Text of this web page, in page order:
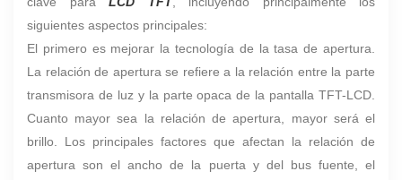
siguientes aspectos principales:
El primero es mejorar la tecnología de la tasa de apertura.
La relación de apertura se refiere a la relación entre la parte
transmisora de luz y la parte opaca de la pantalla TFT-LCD.
Cuanto mayor sea la relación de apertura, mayor será el
brillo. Los principales factores que afectan la relación de
apertura son el ancho de la puerta y del bus fuente, el